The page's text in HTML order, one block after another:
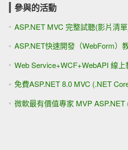
參與的活動
ASP.NET MVC 完整試聽(影片清
ASP.NET快速開發（WebForm）
Web Service+WCF+WebAPI 線上
免費ASP.NET 8.0 MVC (.NET
微軟最有價值專家 MVP ASP.NET